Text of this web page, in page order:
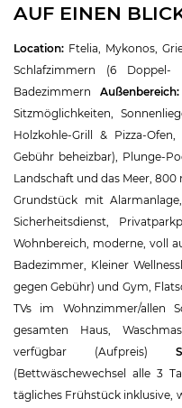
AUF EINEN
Location: Ftelia, Mykonos,
Schlafzimmern (6
Badezimmern Außenbereich:
Sitzmöglichkeiten,
Holzkohle-Grill & Pizza-
Gebühr beheizbar), Plunge-
Landschaft und das Meer,
Grundstück mit
Sicherheitsdienst,
Wohnbereich, moderne, voll
Badezimmer, Kleiner
gegen Gebühr) und Gym,
TVs im Wohnzimmer/allen
gesamten Haus,
verfügbar (Aufpreis)
(Bettwäschewechsel alle 3
tägliches Frühstück inklusive,